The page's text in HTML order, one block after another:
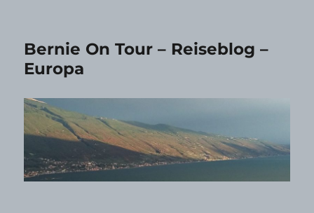
Bernie On Tour – Reiseblog –
Europa